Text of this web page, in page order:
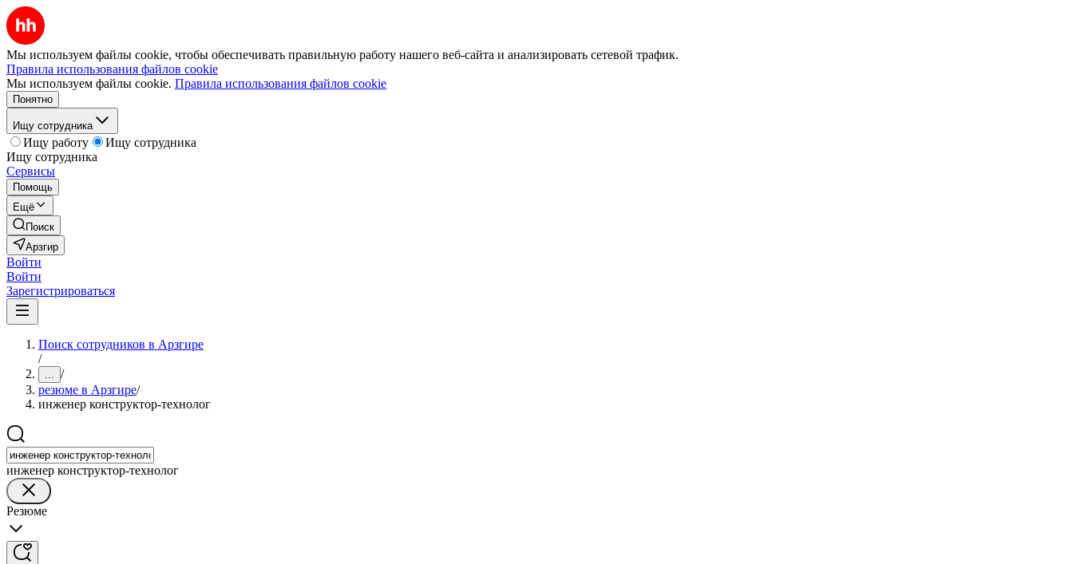
Мы используем файлы cookie, чтобы обеспечивать правильную работу нашего веб-сайта и анализировать сетевой трафик.
Правила использования файлов cookie
Мы используем файлы cookie. Правила использования файлов cookie
Понятно
Ищу сотрудника
Ищу работу
Ищу сотрудника
Ищу сотрудника
Сервисы
Помощь
Ещё
Поиск
Арзгир
Войти
Войти
Зарегистрироваться
Поиск сотрудников в Арзгире
/
... /
резюме в Арзгире/
инженер конструктор-технолог
инженер конструктор-технолог
Резюме